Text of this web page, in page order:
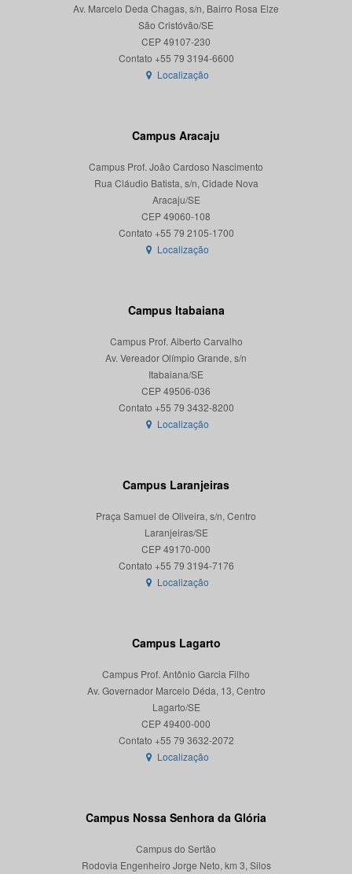
Av. Marcelo Deda Chagas, s/n, Bairro Rosa Elze
São Cristóvão/SE
CEP 49107-230
Localização
Campus Aracaju
Campus Prof. João Cardoso Nascimento
Rua Cláudio Batista, s/n, Cidade Nova
Aracaju/SE
CEP 49060-108
Localização
Campus Itabaiana
Campus Prof. Alberto Carvalho
Av. Vereador Olímpio Grande, s/n
Itabaiana/SE
CEP 49506-036
Localização
Campus Laranjeiras
Praça Samuel de Oliveira, s/n, Centro
Laranjeiras/SE
CEP 49170-000
Localização
Campus Lagarto
Campus Prof. Antônio Garcia Filho
Av. Governador Marcelo Déda, 13, Centro
Lagarto/SE
CEP 49400-000
Localização
Campus Nossa Senhora da Glória
Campus do Sertão
Rodovia Engenheiro Jorge Neto, km 3, Silos